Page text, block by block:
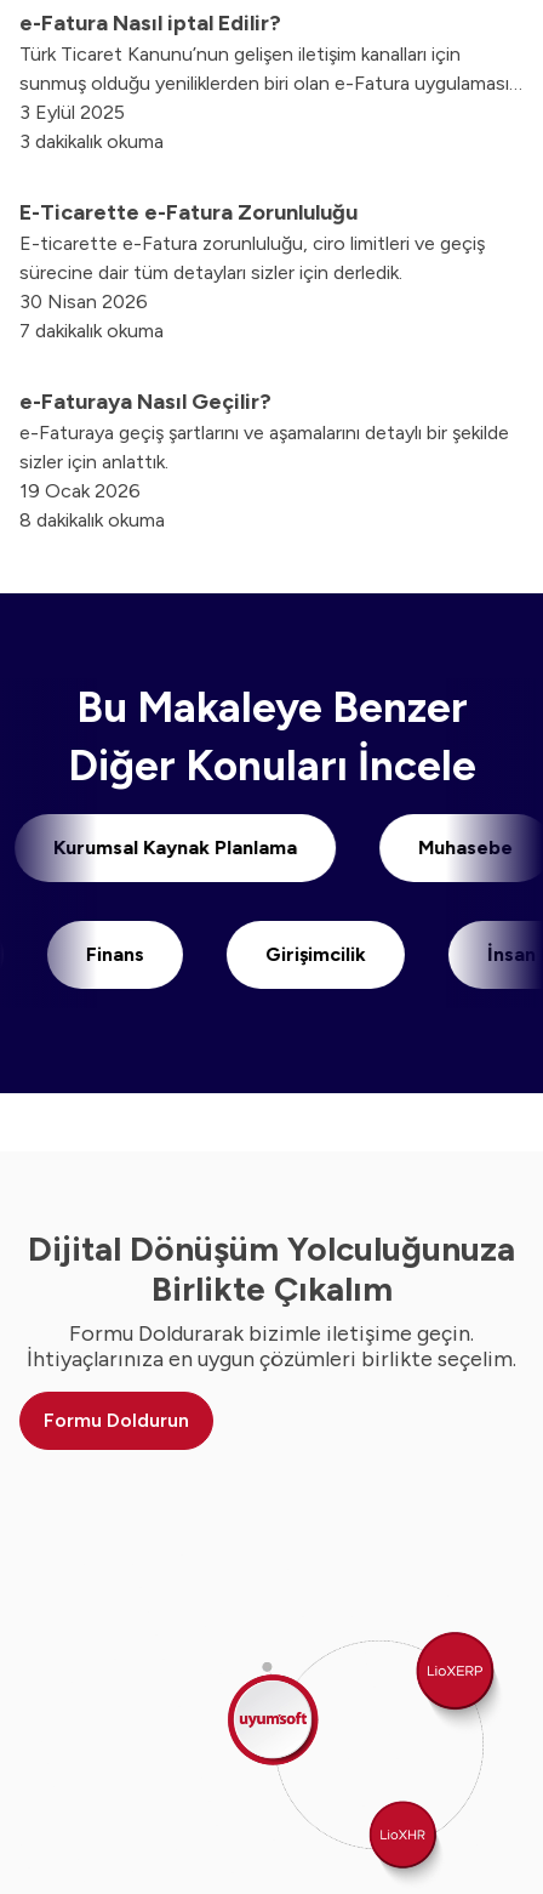
yönetebilecekleri, GİB e-belge uygulama özelliklerine sahip
yetkin bir yazılımı olan ve bu sürecin yönetiminde nitelikli
hizmet alabilecekleri bir özel entegratörü seçmeleri önemli
bir konudur.
e-Fatura Nasıl iptal Edilir?
Türk Ticaret Kanunu’nun gelişen iletişim kanalları için
sunmuş olduğu yeniliklerden biri olan e-Fatura uygulaması
oldukça pratik olması yanı sıra son derece de kolay kullanım
sağlaması ile dikkat çekmektedir.
3 Eylül 2025
3 dakikalık okuma
E-Ticarette e-Fatura Zorunluluğu
E-ticarette e-Fatura zorunluluğu, ciro limitleri ve geçiş
sürecine dair tüm detayları sizler için derledik.
30 Nisan 2026
7 dakikalık okuma
e-Faturaya Nasıl Geçilir?
e-Faturaya geçiş şartlarını ve aşamalarını detaylı bir şekilde
sizler için anlattık.
19 Ocak 2026
8 dakikalık okuma
Bu Makaleye Benzer
Diğer Konuları İncele
Kurumsal Kaynak Planlama
Finans Girişimcilik İnsan
Dijital Dönüşüm Yolculuğunuza
Birlikte Çıkalım
Formu Doldurarak bizimle iletişime geçin.
İhtiyaçlarınıza en uygun çözümleri birlikte seçelim.
Formu Doldurun